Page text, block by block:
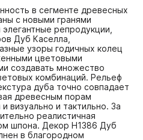
в сегменте древесных
с новыми гранями
репродукции,
Дуб Каселла,
узоры годичных колец
цветовыми
создавать множество
комбинаций. Рельеф
дуба точно совпадает
древесным порам
визуально и тактильно. За
реалистичная
шпона. Декор H1386 Дуб
в благородном